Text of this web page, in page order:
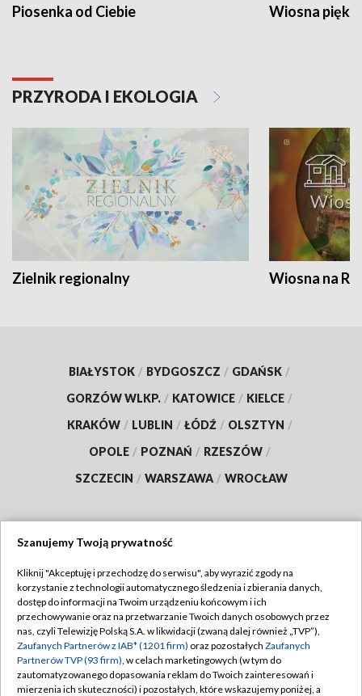
Piosenka od Ciebie Wiosna
PRZYRODA I EKOLOGIA
Zielnik regionalny Wiosna na
BIAŁYSTOK / BYDGOSZCZ / GDAŃSK /
GORZÓW WLKP. / KATOWICE / KIELCE /
KRAKÓW / LUBLIN / ŁÓDŹ / OLSZTYN /
OPOLE / POZNAŃ / RZESZÓW /
SZCZECIN / WARSZAWA / WROCŁAW
TVP
Abonament TVP
Emisja w TVP
Centrum informacji TVP
Regulamin TVP
Polityka prywatności
Moje zgody
Szanujemy Twoją prywatność
Kliknij "Akceptuję i przechodzę do serwisu", aby wyrazić zgody na
korzystanie z technologii automatycznego śledzenia i zbierania danych,
dostęp do informacji na Twoim urządzeniu końcowym i ich
przechowywanie oraz na przetwarzanie Twoich danych osobowych przez
nas, czyli Telewizję Polską S.A. w likwidacji (zwaną dalej również „TVP”),
Zaufanych Partnerów z IAB* (1201 firm) oraz pozostałych Zaufanych
Partnerów TVP (93 firm), w celach marketingowych (w tym do
zautomatyzowanego dopasowania reklam do Twoich zainteresowań i
mierzenia ich skuteczności) i pozostałych, które wskazujemy poniżej, a